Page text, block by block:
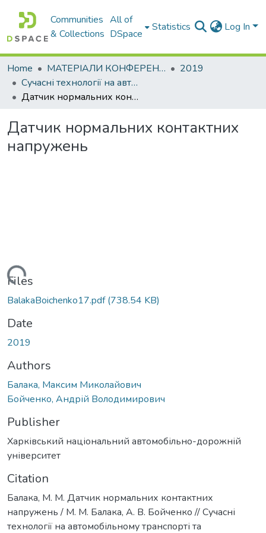
Communities
& Collections
All of
DSpace
Statistics Log In
Home МАТЕРІАЛИ КОНФЕРЕНЦІЙ
2019
Сучасні технології на автомобільному транспорті та машинобудуванні
Датчик нормальних контактних напружень
Датчик нормальних контактних
напружень
Loading...
Files
BalakaBoichenko17.pdf(738.54 KB)
Date
2019
Authors
Балака, Максим Миколайович
Бойченко, Андрій Володимирович
Publisher
Харківський національний автомобільно-дорожній
університет
Citation
Балака, М. М. Датчик нормальних контактних
напружень / М. М. Балака, А. В. Бойченко // Сучасні
технології на автомобільному транспорті та